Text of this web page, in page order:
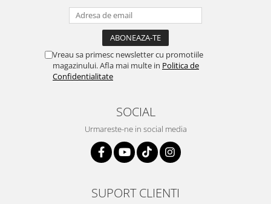
Vreau sa primesc newsletter cu promotiile
magazinului. Afla mai multe in Politica de
Confidentialitate
SOCIAL
Urmareste-ne in social media
SUPORT CLIENTI